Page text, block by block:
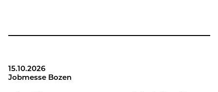
15.10.2026
Job­mes­se Bozen